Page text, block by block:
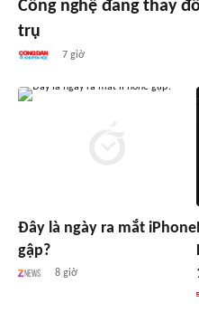
Công nghệ đang thay
trụ
7 giờ
Đây là ngày ra mắt iPhone
gập?
8 giờ